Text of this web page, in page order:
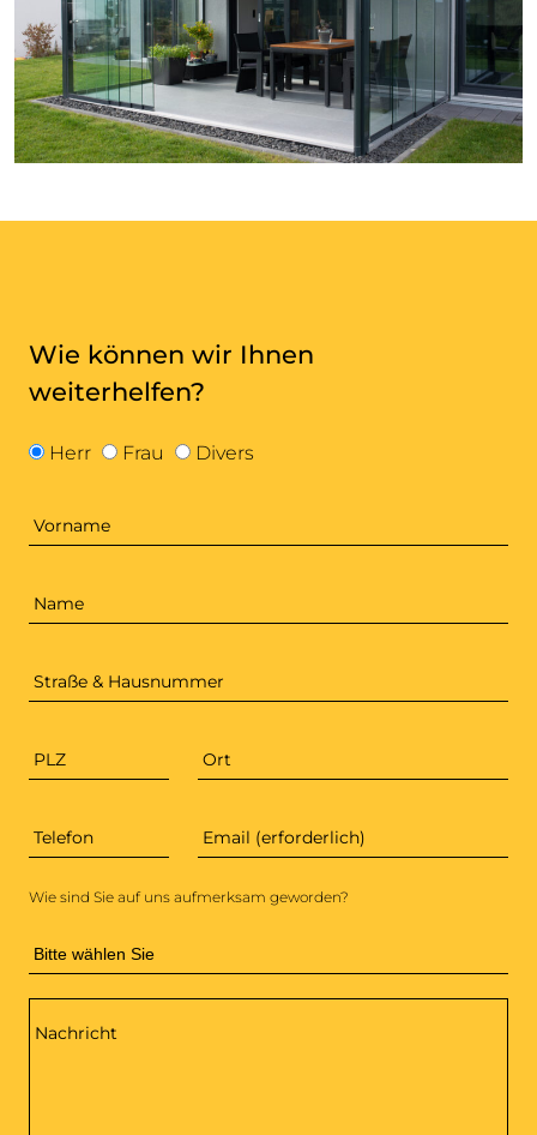
Wie können wir Ihnen
weiterhelfen?
Geschlecht
Herr Frau Divers
Wie sind Sie auf uns aufmerksam geworden?